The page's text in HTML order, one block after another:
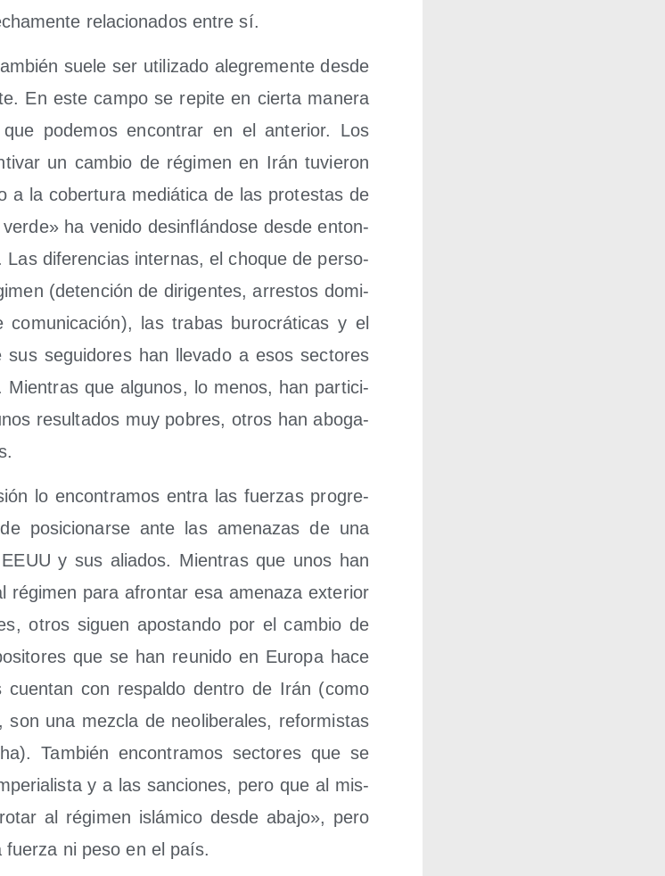
rela­cio­na­dos entre sí.
sue­le ser uti­li­za­do ale­gre­men­te des­de
En este cam­po se repi­te en cier­ta mane­ra
pode­mos encon­trar en el ante­rior. Los
un cam­bio de régi­men en Irán tuvie­ron
a la cober­tu­ra mediá­ti­ca de las pro­tes­tas de
ha veni­do des­in­flán­do­se des­de enton­
dife­ren­cias inter­nas, el cho­que de per­so­
(deten­ción de diri­gen­tes, arres­tos domi­
las tra­bas buro­crá­ti­cas y el
segui­do­res han lle­va­do a esos sec­to­res
Mien­tras que algu­nos, lo menos, han par­ti­ci­
resul­ta­dos muy pobres, otros han abo­ga­
lo encon­tra­mos entra las fuer­zas pro­gre­
posi­cio­nar­se ante las ame­na­zas de una
y sus alia­dos. Mien­tras que unos han
régi­men para afron­tar esa ame­na­za exte­rior
otros siguen apos­tan­do por el cam­bio de
que se han reu­ni­do en Euro­pa hace
cuen­tan con res­pal­do den­tro de Irán (como
son una mez­cla de neo­li­be­ra­les, refor­mis­tas
Tam­bién encon­tra­mos sec­to­res que se
y a las san­cio­nes, pero que al mis­
al régi­men islá­mi­co des­de aba­jo», pero
ni peso en el país.